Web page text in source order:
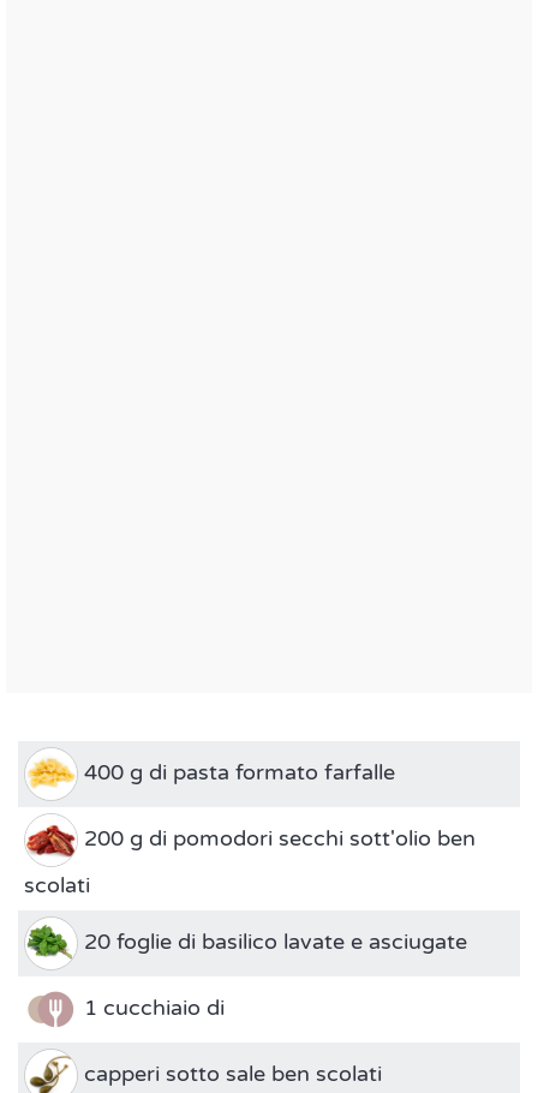
400 g di pasta formato farfalle
200 g di pomodori secchi sott'olio ben
scolati
20 foglie di basilico lavate e asciugate
1 cucchiaio di
capperi sotto sale ben scolati